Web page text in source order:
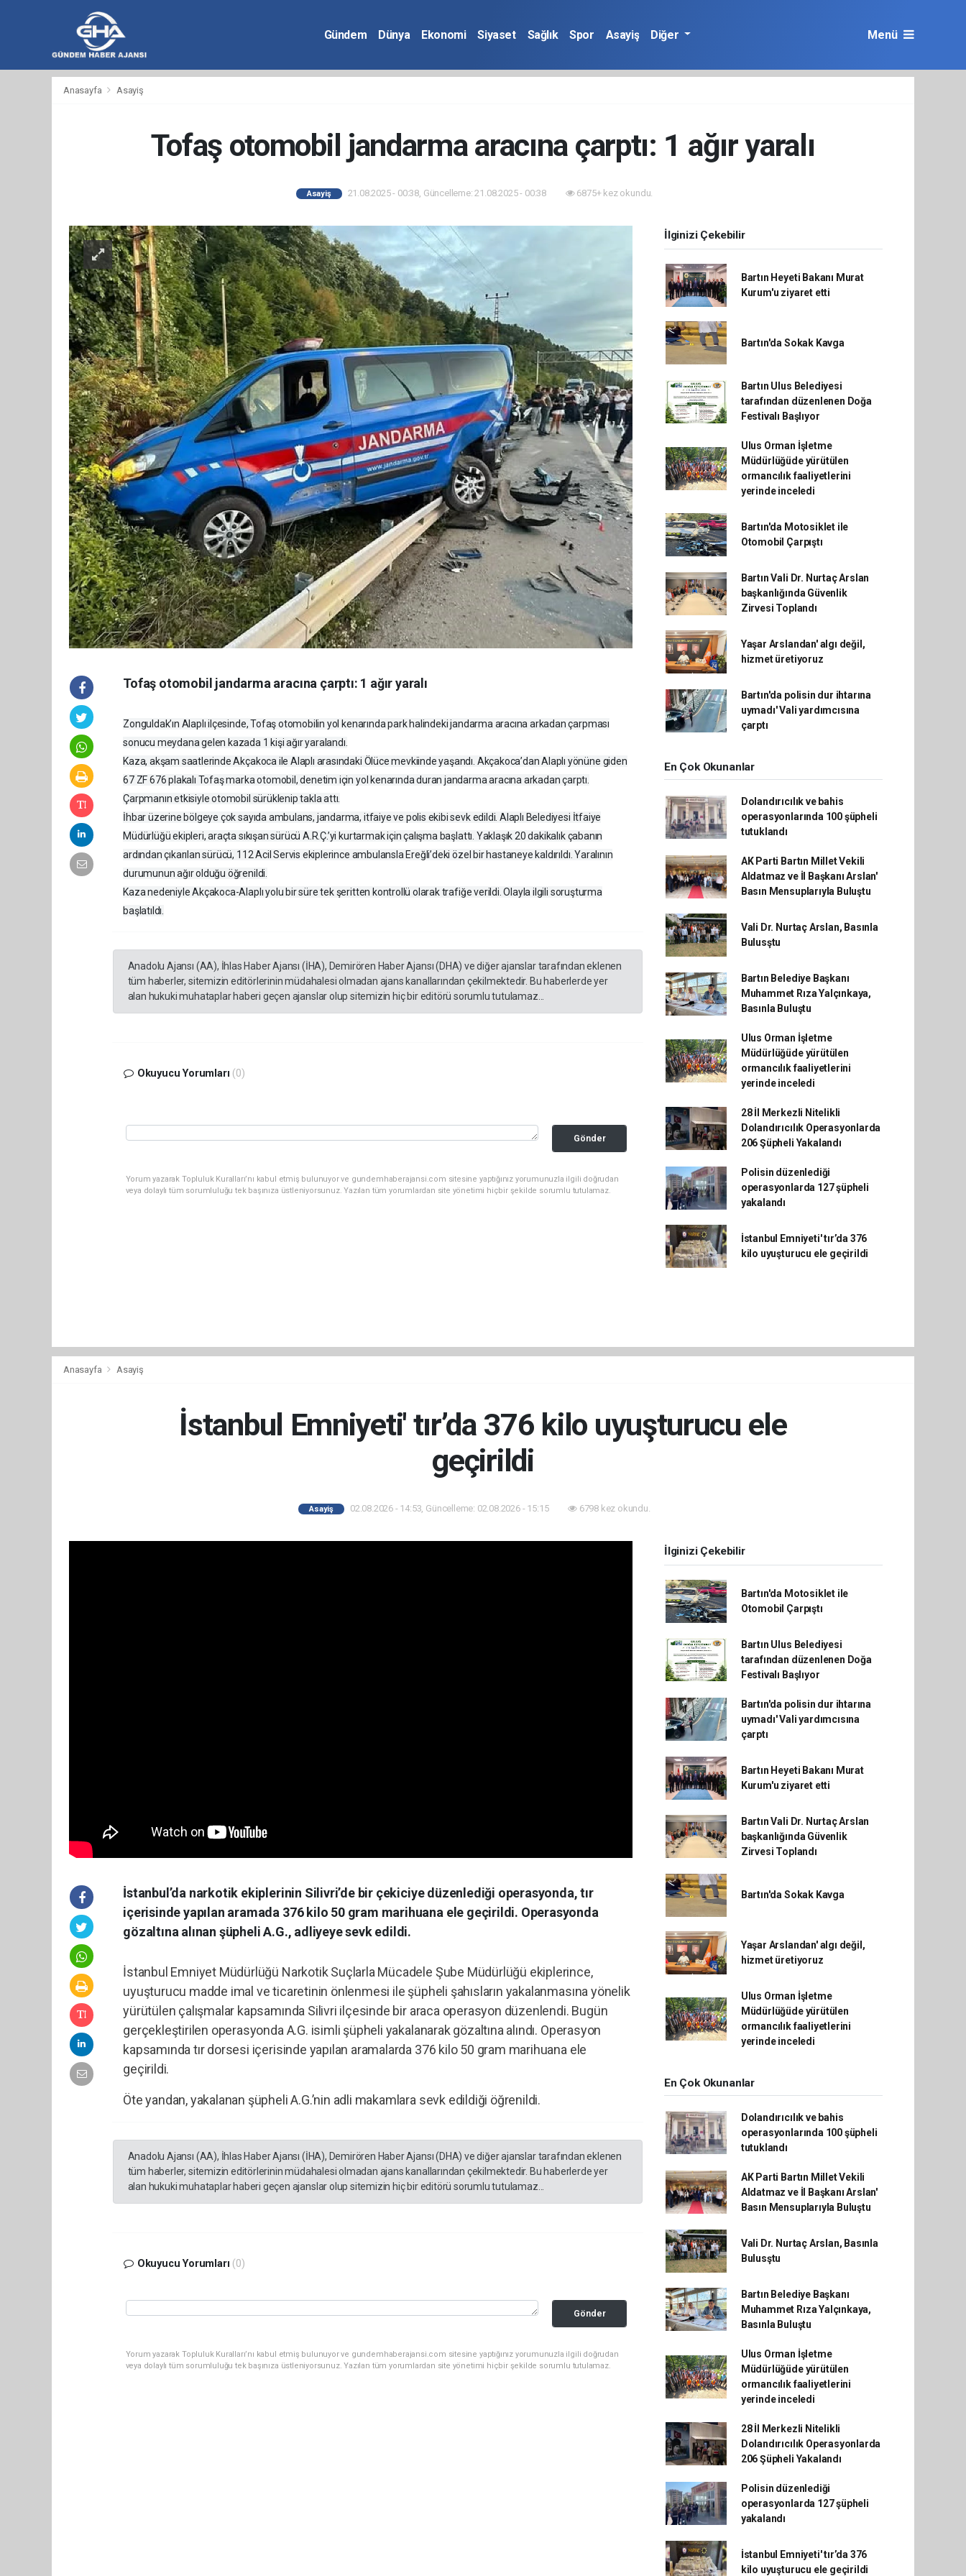
Gündem Dünya Ekonomi Siyaset Sağlık Spor Asayiş Diğer Menü
taraftarium24
taraftarium24
taraftarium24
Anasayfa Asayiş
Tofaş otomobil jandarma aracına çarptı: 1 ağır yaralı
Asayiş 21.08.2025 - 00:38, Güncelleme: 21.08.2025 - 00:38 6875+ kez okundu.
Tofaş otomobil jandarma aracına çarptı: 1 ağır yaralı
Zonguldak’ın Alaplı ilçesinde, Tofaş otomobilin yol kenarında park halindeki jandarma aracına arkadan çarpması
sonucu meydana gelen kazada 1 kişi ağır yaralandı.
Kaza, akşam saatlerinde Akçakoca ile Alaplı arasındaki Ölüce mevkiinde yaşandı. Akçakoca’dan Alaplı yönüne giden
67 ZF 676 plakalı Tofaş marka otomobil, denetim için yol kenarında duran jandarma aracına arkadan çarptı.
Çarpmanın etkisiyle otomobil sürüklenip takla attı.
İhbar üzerine bölgeye çok sayıda ambulans, jandarma, itfaiye ve polis ekibi sevk edildi. Alaplı Belediyesi İtfaiye
Müdürlüğü ekipleri, araçta sıkışan sürücü A.R.Ç.’yi kurtarmak için çalışma başlattı. Yaklaşık 20 dakikalık çabanın
ardından çıkarılan sürücü, 112 Acil Servis ekiplerince ambulansla Ereğli’deki özel bir hastaneye kaldırıldı. Yaralının
durumunun ağır olduğu öğrenildi.
Kaza nedeniyle Akçakoca-Alaplı yolu bir süre tek şeritten kontrollü olarak trafiğe verildi. Olayla ilgili soruşturma
başlatıldı.
Anadolu Ajansı (AA), İhlas Haber Ajansı (İHA), Demirören Haber Ajansı (DHA) ve diğer ajanslar tarafından eklenen
tüm haberler, sitemizin editörlerinin müdahalesi olmadan ajans kanallarından çekilmektedir. Bu haberlerde yer
alan hukuki muhataplar haberi geçen ajanslar olup sitemizin hiç bir editörü sorumlu tutulamaz...
Okuyucu Yorumları (0)
Gönder
Yorum yazarak Topluluk Kuralları’nı kabul etmiş bulunuyor ve gundemhaberajansi.com sitesine yaptığınız yorumunuzla ilgili doğrudan
veya dolaylı tüm sorumluluğu tek başınıza üstleniyorsunuz. Yazılan tüm yorumlardan site yönetimi hiçbir şekilde sorumlu tutulamaz.
İlginizi Çekebilir
Bartın Heyeti Bakanı Murat
Kurum'u ziyaret etti
Bartın'da Sokak Kavga
Bartın Ulus Belediyesi
tarafından düzenlenen Doğa
Festivalı Başlıyor
Ulus Orman İşletme
Müdürlüğüde yürütülen
ormancılık faaliyetlerini
yerinde inceledi
Bartın'da Motosiklet ile
Otomobil Çarpıştı
Bartın Vali Dr. Nurtaç Arslan
başkanlığında Güvenlik
Zirvesi Toplandı
Yaşar Arslandan' algı değil,
hizmet üretiyoruz
Bartın'da polisin dur ihtarına
uymadı' Vali yardımcısına
çarptı
En Çok Okunanlar
Dolandırıcılık ve bahis
operasyonlarında 100 şüpheli
tutuklandı
AK Parti Bartın Millet Vekili
Aldatmaz ve İl Başkanı Arslan'
Basın Mensuplarıyla Buluştu
Vali Dr. Nurtaç Arslan, Basınla
Bulusştu
Bartın Belediye Başkanı
Muhammet Rıza Yalçınkaya,
Basınla Buluştu
Ulus Orman İşletme
Müdürlüğüde yürütülen
ormancılık faaliyetlerini
yerinde inceledi
28 İl Merkezli Nitelikli
Dolandırıcılık Operasyonlarda
206 Şüpheli Yakalandı
Polisin düzenlediği
operasyonlarda 127 şüpheli
yakalandı
İstanbul Emniyeti' tır’da 376
kilo uyuşturucu ele geçirildi
Anasayfa Asayiş
İstanbul Emniyeti' tır’da 376 kilo uyuşturucu ele
geçirildi
Asayiş 02.08.2026 - 14:53, Güncelleme: 02.08.2026 - 15:15 6798 kez okundu.
İstanbul’da narkotik ekiplerinin Silivri’de bir çekiciye düzenlediği operasyonda, tır
içerisinde yapılan aramada 376 kilo 50 gram marihuana ele geçirildi. Operasyonda
gözaltına alınan şüpheli A.G., adliyeye sevk edildi.
İstanbul Emniyet Müdürlüğü Narkotik Suçlarla Mücadele Şube Müdürlüğü ekiplerince,
uyuşturucu madde imal ve ticaretinin önlenmesi ile şüpheli şahısların yakalanmasına yönelik
yürütülen çalışmalar kapsamında Silivri ilçesinde bir araca operasyon düzenlendi. Bugün
gerçekleştirilen operasyonda A.G. isimli şüpheli yakalanarak gözaltına alındı. Operasyon
kapsamında tır dorsesi içerisinde yapılan aramalarda 376 kilo 50 gram marihuana ele
geçirildi.
Öte yandan, yakalanan şüpheli A.G.’nin adli makamlara sevk edildiği öğrenildi.
Anadolu Ajansı (AA), İhlas Haber Ajansı (İHA), Demirören Haber Ajansı (DHA) ve diğer ajanslar tarafından eklenen
tüm haberler, sitemizin editörlerinin müdahalesi olmadan ajans kanallarından çekilmektedir. Bu haberlerde yer
alan hukuki muhataplar haberi geçen ajanslar olup sitemizin hiç bir editörü sorumlu tutulamaz...
Okuyucu Yorumları (0)
Gönder
Yorum yazarak Topluluk Kuralları’nı kabul etmiş bulunuyor ve gundemhaberajansi.com sitesine yaptığınız yorumunuzla ilgili doğrudan
veya dolaylı tüm sorumluluğu tek başınıza üstleniyorsunuz. Yazılan tüm yorumlardan site yönetimi hiçbir şekilde sorumlu tutulamaz.
İlginizi Çekebilir
Bartın'da Motosiklet ile
Otomobil Çarpıştı
Bartın Ulus Belediyesi
tarafından düzenlenen Doğa
Festivalı Başlıyor
Bartın'da polisin dur ihtarına
uymadı' Vali yardımcısına
çarptı
Bartın Heyeti Bakanı Murat
Kurum'u ziyaret etti
Bartın Vali Dr. Nurtaç Arslan
başkanlığında Güvenlik
Zirvesi Toplandı
Bartın'da Sokak Kavga
Yaşar Arslandan' algı değil,
hizmet üretiyoruz
Ulus Orman İşletme
Müdürlüğüde yürütülen
ormancılık faaliyetlerini
yerinde inceledi
En Çok Okunanlar
Dolandırıcılık ve bahis
operasyonlarında 100 şüpheli
tutuklandı
AK Parti Bartın Millet Vekili
Aldatmaz ve İl Başkanı Arslan'
Basın Mensuplarıyla Buluştu
Vali Dr. Nurtaç Arslan, Basınla
Bulusştu
Bartın Belediye Başkanı
Muhammet Rıza Yalçınkaya,
Basınla Buluştu
Ulus Orman İşletme
Müdürlüğüde yürütülen
ormancılık faaliyetlerini
yerinde inceledi
28 İl Merkezli Nitelikli
Dolandırıcılık Operasyonlarda
206 Şüpheli Yakalandı
Polisin düzenlediği
operasyonlarda 127 şüpheli
yakalandı
İstanbul Emniyeti' tır’da 376
kilo uyuşturucu ele geçirildi